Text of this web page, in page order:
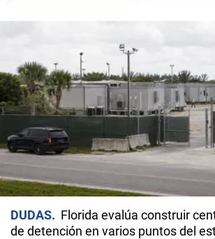
DUDAS
Florida evalúa construir
de detención en varios puntos del